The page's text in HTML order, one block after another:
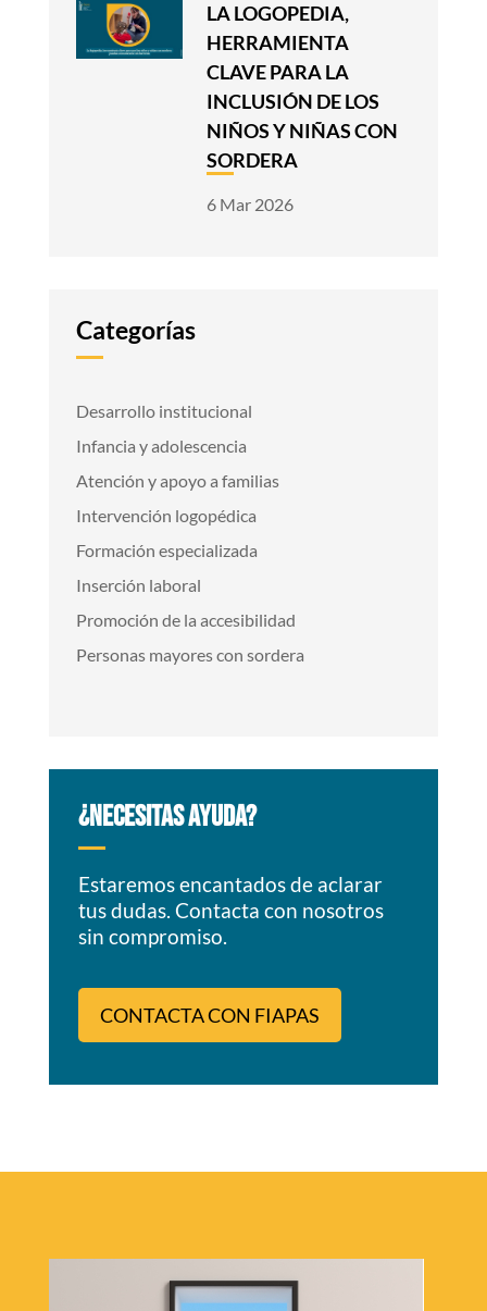
LA LOGOPEDIA,
HERRAMIENTA
CLAVE PARA LA
INCLUSIÓN DE LOS
NIÑOS Y NIÑAS CON
SORDERA
6 Mar 2026
Categorías
Desarrollo institucional
Infancia y adolescencia
Atención y apoyo a familias
Intervención logopédica
Formación especializada
Inserción laboral
Promoción de la accesibilidad
Personas mayores con sordera
¿NECESITAS AYUDA?
Estaremos encantados de aclarar
tus dudas. Contacta con nosotros
sin compromiso.
CONTACTA CON FIAPAS